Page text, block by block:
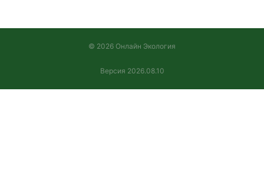
© 2026 Онлайн Экология
Версия 2026.08.10